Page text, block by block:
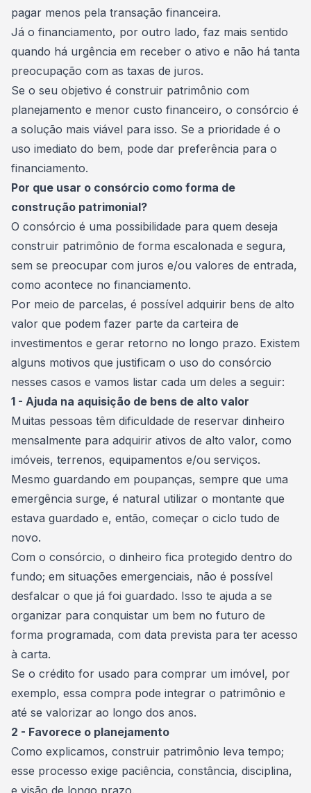
pagar menos pela transação financeira.
Já o financiamento, por outro lado, faz mais sentido
quando há urgência em receber o ativo e não há tanta
preocupação com as taxas de juros.
Se o seu objetivo é construir patrimônio com
planejamento e menor custo financeiro, o consórcio é
a solução mais viável para isso. Se a prioridade é o
uso imediato do bem, pode dar preferência para o
financiamento.
Por que usar o consórcio como forma de
construção patrimonial?
O consórcio é uma possibilidade para quem deseja
construir patrimônio de forma escalonada e segura,
sem se preocupar com juros e/ou valores de entrada,
como acontece no financiamento.
Por meio de parcelas, é possível adquirir bens de alto
valor que podem fazer parte da carteira de
investimentos e gerar retorno no longo prazo. Existem
alguns motivos que justificam o uso do consórcio
nesses casos e vamos listar cada um deles a seguir:
1 - Ajuda na aquisição de bens de alto valor
Muitas pessoas têm dificuldade de reservar dinheiro
mensalmente para adquirir ativos de alto valor, como
imóveis, terrenos, equipamentos e/ou serviços.
Mesmo guardando em poupanças, sempre que uma
emergência surge, é natural utilizar o montante que
estava guardado e, então, começar o ciclo tudo de
novo.
Com o consórcio, o dinheiro fica protegido dentro do
fundo; em situações emergenciais, não é possível
desfalcar o que já foi guardado. Isso te ajuda a se
organizar para conquistar um bem no futuro de
forma programada, com data prevista para ter acesso
à carta.
Se o crédito for usado para comprar um imóvel, por
exemplo, essa compra pode integrar o patrimônio e
até se valorizar ao longo dos anos.
2 - Favorece o planejamento
Como explicamos, construir patrimônio leva tempo;
esse processo exige paciência, constância, disciplina,
e visão de longo prazo.